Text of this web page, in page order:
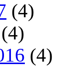
(4)
(4)
(4)